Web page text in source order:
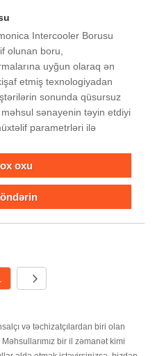
Intercooler Borusu
olunan boru,
uyğun olaraq ən
etmiş texnologiyadan
sonunda qüsursuz
sənayenin təyin etdiyi
parametrləri ilə
oxu
və təchizatçılardan biri olan
bir il zəmanət kimi